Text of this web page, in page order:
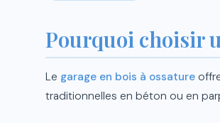
Pourquoi choisir
Le garage en bois à ossature
traditionnelles en béton ou en